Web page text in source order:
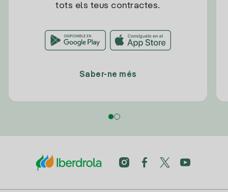
tots els teus contractes.
Saber-ne més